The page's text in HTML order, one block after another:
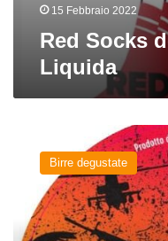
15 Febbraio 2022
Red Socks
Liquida
Surf del
birrificio
Liquida
Birre degustate